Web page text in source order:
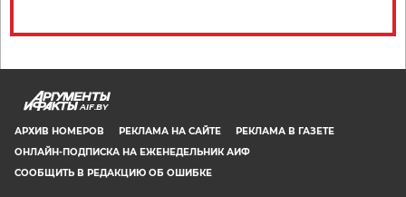
AIF.BY
АРХИВ НОМЕРОВ РЕКЛАМА НА САЙТЕ
РЕКЛАМА В ГАЗЕТЕ
ОНЛАЙН-ПОДПИСКА НА ЕЖЕНЕДЕЛЬНИК АИФ
СООБЩИТЬ В РЕДАКЦИЮ ОБ ОШИБКЕ